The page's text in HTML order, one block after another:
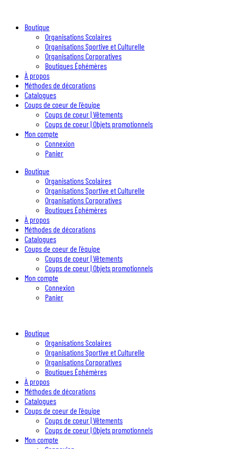
Boutique
Organisations Scolaires
Organisations Sportive et Culturelle
Organisations Corporatives
Boutiques Éphémères
À propos
Méthodes de décorations
Catalogues
Coups de coeur de l’équipe
Coups de coeur | Vêtements
Coups de coeur | Objets promotionnels
Mon compte
Connexion
Panier
Boutique
Organisations Scolaires
Organisations Sportive et Culturelle
Organisations Corporatives
Boutiques Éphémères
À propos
Méthodes de décorations
Catalogues
Coups de coeur de l’équipe
Coups de coeur | Vêtements
Coups de coeur | Objets promotionnels
Mon compte
Connexion
Panier
Boutique
Organisations Scolaires
Organisations Sportive et Culturelle
Organisations Corporatives
Boutiques Éphémères
À propos
Méthodes de décorations
Catalogues
Coups de coeur de l’équipe
Coups de coeur | Vêtements
Coups de coeur | Objets promotionnels
Mon compte